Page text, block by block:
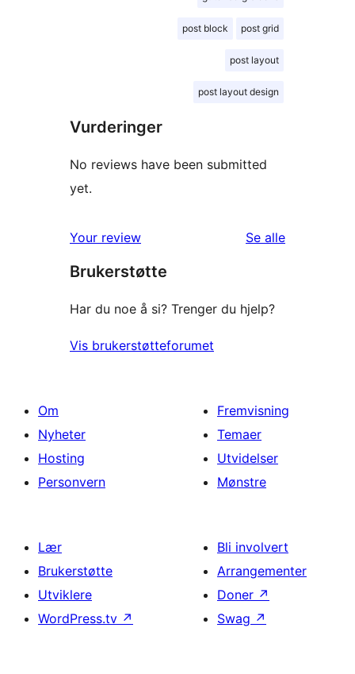
post block post grid
post layout
post layout design
Vurderinger
No reviews have been submitted
yet.
Your review Se alleomtalene
Brukerstøtte
Har du noe å si? Trenger du hjelp?
Vis brukerstøtteforumet
Om
Nyheter
Hosting
Personvern
Fremvisning
Temaer
Utvidelser
Mønstre
Lær
Brukerstøtte
Utviklere
WordPress.tv ↗
Bli involvert
Arrangementer
Doner ↗
Swag ↗